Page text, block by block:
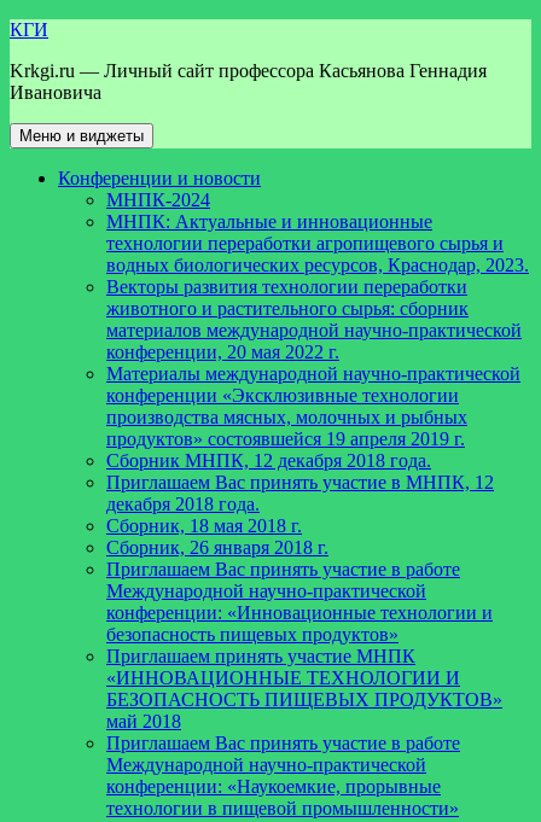
Перейти
содержимому
КГИ
Krkgi.ru — Личный сайт профессора Касьянова Геннадия
Ивановича
Меню и виджеты
Конференции и новости
МНПК-2024
МНПК: Актуальные и инновационные
технологии переработки агропищевого сырья и
водных биологических ресурсов, Краснодар, 2023.
Векторы развития технологии переработки
животного и растительного сырья: сборник
материалов международной научно-практической
конференции, 20 мая 2022 г.
Материалы международной научно-практической
конференции «Эксклюзивные технологии
производства мясных, молочных и рыбных
продуктов» состоявшейся 19 апреля 2019 г.
Сборник МНПК, 12 декабря 2018 года.
Приглашаем Вас принять участие в МНПК, 12
декабря 2018 года.
Сборник, 18 мая 2018 г.
Сборник, 26 января 2018 г.
Приглашаем Вас принять участие в работе
Международной научно-практической
конференции: «Инновационные технологии и
безопасность пищевых продуктов»
Приглашаем принять участие МНПК
«ИННОВАЦИОННЫЕ ТЕХНОЛОГИИ И
БЕЗОПАСНОСТЬ ПИЩЕВЫХ ПРОДУКТОВ»
май 2018
Приглашаем Вас принять участие в работе
Международной научно-практической
конференции: «Наукоемкие, прорывные
технологии в пищевой промышленности»